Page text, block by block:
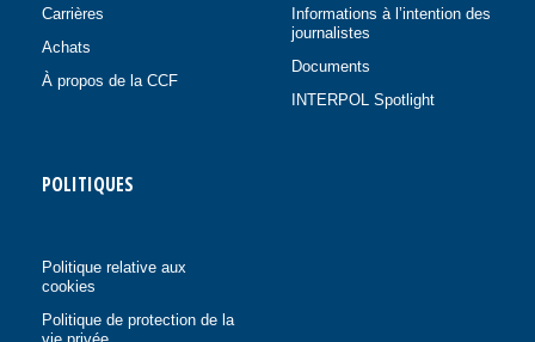
Carrières
Achats
À propos de la CCF
Informations à l’intention des
journalistes
Documents
INTERPOL Spotlight
POLITIQUES
Politique relative aux
cookies
Politique de protection de la